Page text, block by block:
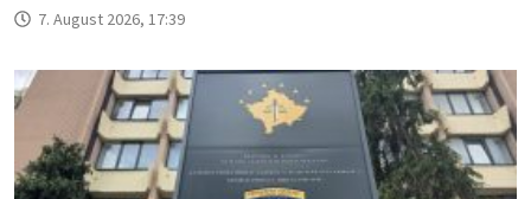
7. August 2026, 17:39